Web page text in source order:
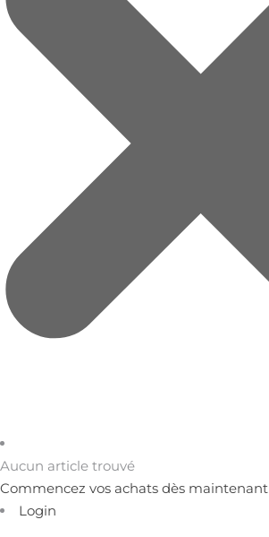
Aucun article trouvé
Commencez vos achats dès maintenant
Login